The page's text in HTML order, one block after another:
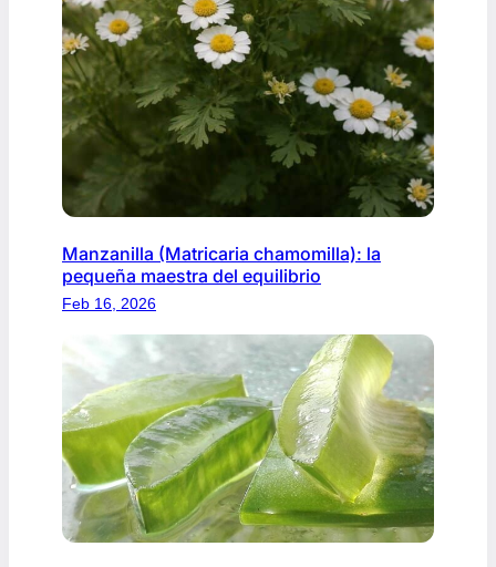
Manzanilla (Matricaria chamomilla): la
pequeña maestra del equilibrio
Feb 16, 2026